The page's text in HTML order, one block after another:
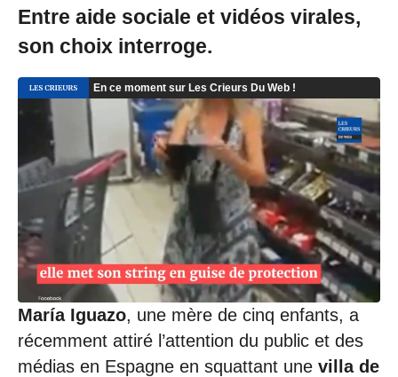
/
0
/
2
0
2
5
à
:
1
8
Entre aide sociale et vidéos virales,
son choix interroge.
María Iguazo, une mère de cinq enfants, a
récemment attiré l’attention du public et des
médias en Espagne en squattant une villa de